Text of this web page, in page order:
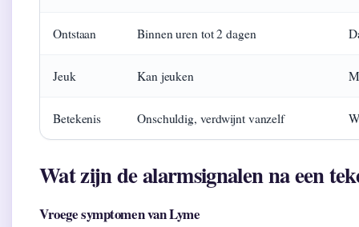
Ontstaan Binnen uren tot 2 dagen
Jeuk Kan jeuken
Betekenis Onschuldig, verdwijnt vanzelf
Wat zijn de alarmsignalen na een
Vroege symptomen van Lyme